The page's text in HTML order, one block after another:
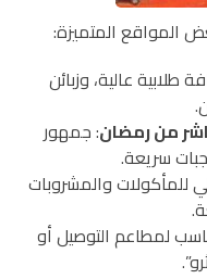
المواقع المتميزة:
طلابية عالية، وزبائن
من رمضان: جمهور
سريعة.
للمأكولات والمشروبات
لمطاعم التوصيل أو